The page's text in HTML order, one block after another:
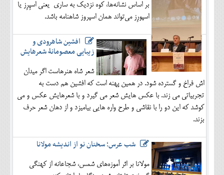
بر اساس نشانه‌ها، کوه نزدیک به ساری یعنی اسپِرِز یا
اسپورِز می‌تواند همان اسپروز شاهنامه باشد.
افشین شاهرودی و
زیبایی معصومانۀ شعرهایش
شعر شاه هنرهاست اگر میدان
اش فراخ و گسترده شود. در همین پهنه است که افشین هم دست به
تجربیاتی می زند. با عکس هایش شعر می گیرد و با شعرهایش عکس و می
کوشد که این دو را با نقاشی و طرح واره هایی بیامیزد و از دهان شعر حرف
بزند.
شب عرس؛ سخنان نو از اندیشه مولانا
مولانا بر اثر آموزه‌های شمس، شجاعانه از کهنگی